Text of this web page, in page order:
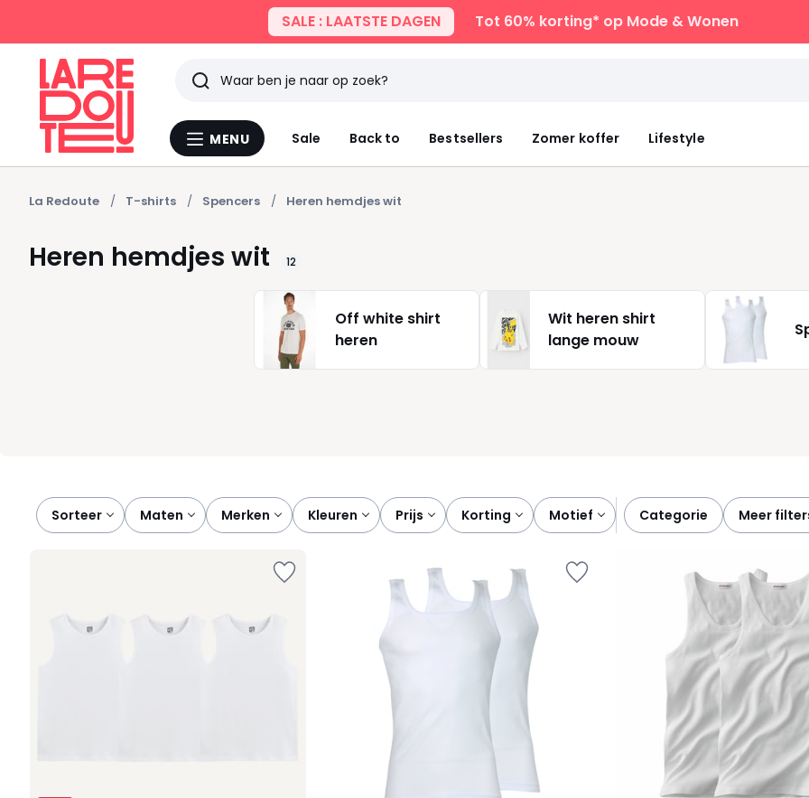
SALE : LAATSTE DAGEN Tot 60% korting* op Mode & Wonen
Menu
MENU Sale Back to Bestsellers Zomer koffer Lifestyle
Zoeken
Laatst
bekeken
La Redoute T-shirts Spencers Heren hemdjes wit
Heren hemdjes wit 12
Off white shirt
heren
Wit heren shirt
lange mouw
Sorteer maten merken kleuren prijs korting motief categorie meer